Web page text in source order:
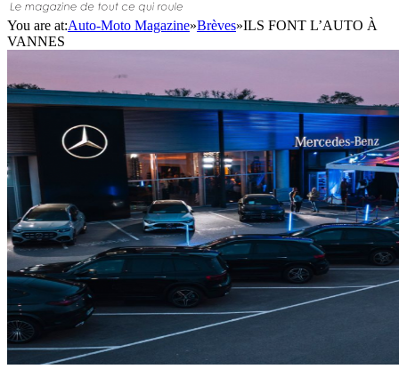
You are at:Auto-Moto Magazine»Brèves»ILS FONT L’AUTO À
VANNES